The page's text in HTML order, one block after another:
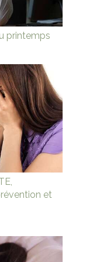
printemps
et